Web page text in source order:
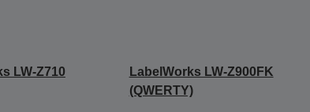
LW-Z710
LabelWorks LW-Z900FK
(QWERTY)